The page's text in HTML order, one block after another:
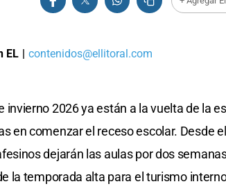
EL | contenidos@ellitoral.com
invierno 2026 ya están a la vuelta de la
en comenzar el receso escolar. Desde
dejarán las aulas por dos
la temporada alta para el turismo